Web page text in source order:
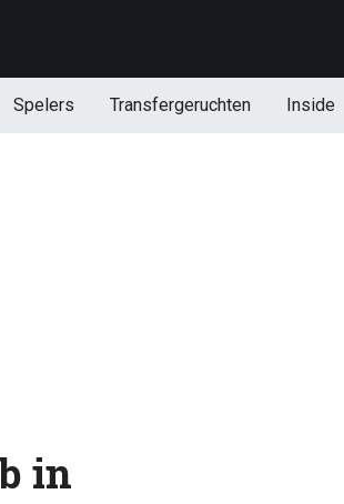
Spelers Transfergeruchten Inside
in